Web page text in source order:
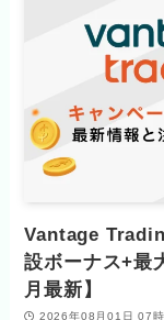
Vantage
設ボーナス+最
月最新】
2026年08月01日 07